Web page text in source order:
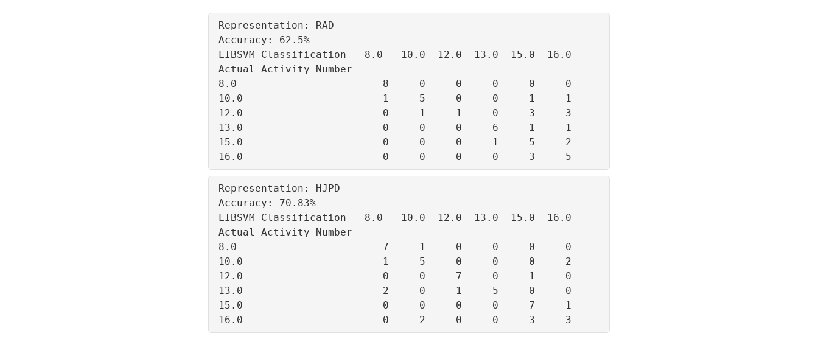
Representation: RAD
Accuracy: 62.5%
LIBSVM Classification   8.0   10.0  12.0  13.0  15.0  16.0
Actual Activity Number
8.0                        8     0     0     0     0     0
10.0                       1     5     0     0     1     1
12.0                       0     1     1     0     3     3
13.0                       0     0     0     6     1     1
15.0                       0     0     0     1     5     2
Representation: HJPD
Accuracy: 70.83%
LIBSVM Classification   8.0   10.0  12.0  13.0  15.0  16.0
Actual Activity Number
8.0                        7     1     0     0     0     0
10.0                       1     5     0     0     0     2
12.0                       0     0     7     0     1     0
13.0                       2     0     1     5     0     0
15.0                       0     0     0     0     7     1